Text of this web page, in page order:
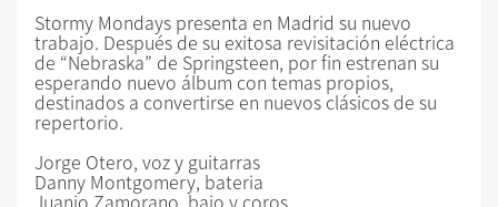
Stormy Mondays presenta en Madrid su nuevo
trabajo. Después de su exitosa revisitación eléctrica
de “Nebraska” de Springsteen, por fin estrenan su
esperando nuevo álbum con temas propios,
destinados a convertirse en nuevos clásicos de su
repertorio.
Jorge Otero, voz y guitarras
Danny Montgomery, bateria
Juanjo Zamorano, bajo y coros